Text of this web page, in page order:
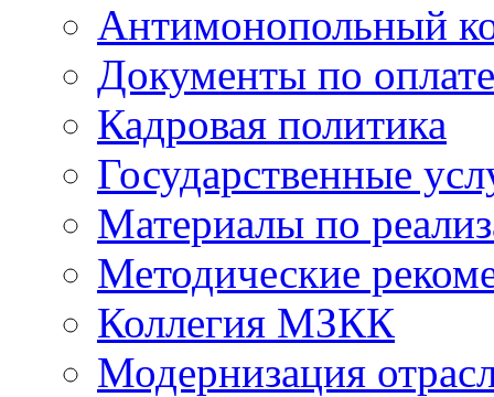
Антимонопольный
Документы по
Кадровая политика
Государственные
Материалы по
Методические
Коллегия МЗКК
Модернизация